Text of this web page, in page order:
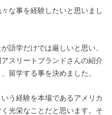
な事を経験したいと思いまし
語学だけでは厳しいと思い、
スリートブランドさんの紹介
留学する事を決めました。
う経験を本場であるアメリカ
く光栄なことだと思います。そ